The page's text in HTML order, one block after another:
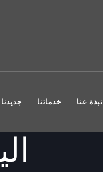
نبذة عنا خدماتنا جديدنا